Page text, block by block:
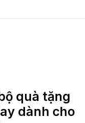
nghệ
quà tặng
dành cho